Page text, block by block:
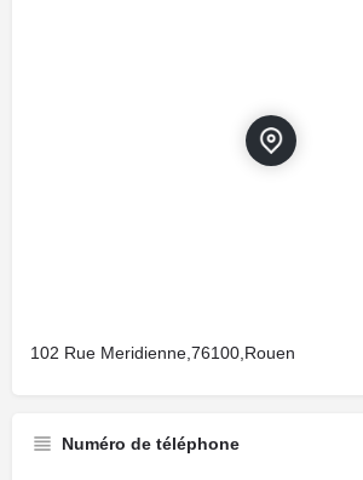
102 Rue Meridienne,76100,Rouen
Numéro de téléphone